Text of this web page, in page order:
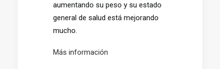
aumentando su peso y su estado
general de salud está mejorando
mucho.
Más información